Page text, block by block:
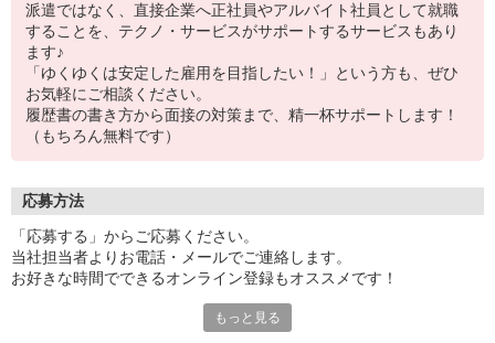
派遣ではなく、直接企業へ正社員やアルバイト社員として就職
することを、テクノ・サービスがサポートするサービスもあり
ます♪
「ゆくゆくは安定した雇用を目指したい！」という方も、ぜひ
お気軽にご相談ください。
履歴書の書き方から面接の対策まで、精一杯サポートします！
（もちろん無料です）
応募方法
「応募する」からご応募ください。
当社担当者よりお電話・メールでご連絡します。
お好きな時間でできるオンライン登録もオススメです！
もっと見る